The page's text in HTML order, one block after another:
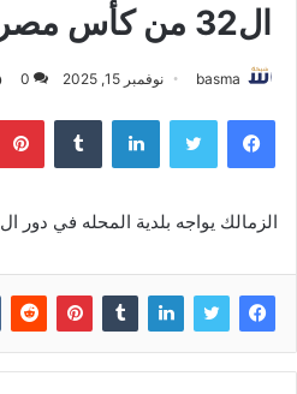
ال32 من كأس مصر
basma نوفمبر 15, 2025 0
فيسبوك تويتر لينكدإن
الزمالك يواجه بلدية المحله في دور ال32 من كأس مصر